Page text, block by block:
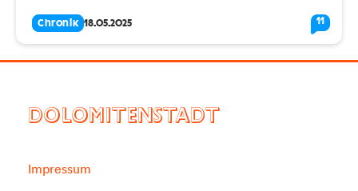
Chronik 18.05.2025 11
DOLOMITENSTADT
Impressum